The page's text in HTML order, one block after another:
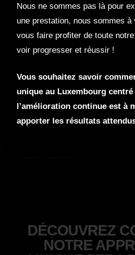
Nous ne sommes pas là pour
une prestation, nous sommes à
vous faire profiter de toute
voir progresser et réussir !
Vous souhaitez savoir
unique au Luxembourg
l’amélioration continue est à
apporter les résultats
DÉCOUVREZ
NOTRE